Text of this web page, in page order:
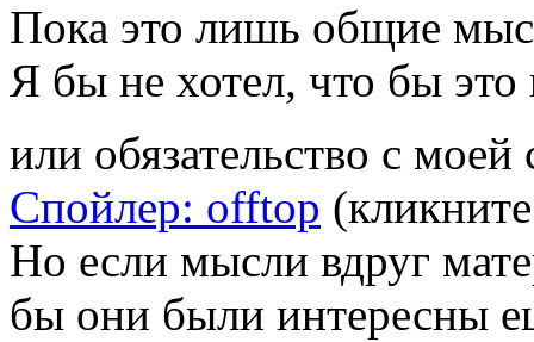
Пока это лишь общие
Я бы не хотел, что бы
или обязательство с
Спойлер: offtop
Но если мысли вдруг
бы они были интересны